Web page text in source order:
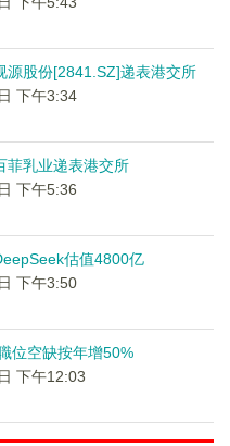
源股份[2841.SZ]递表港交所
下午3:34
菲乳业递表港交所
下午5:36
估值4800亿
下午3:50
位空缺按年增50%
下午12:03